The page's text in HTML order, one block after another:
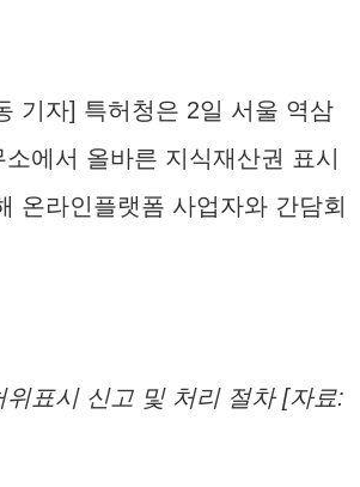
기자] 특허청은 2일 서울 역삼
에서 올바른 지식재산권 표시
온라인플랫폼 사업자와 간담회
표시 신고 및 처리 절차 [자료: